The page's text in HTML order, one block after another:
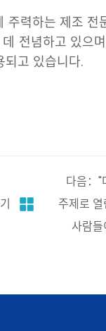
력하는 제조
전념하고 있으
되고 있습니다.
다음："
주제로
사람